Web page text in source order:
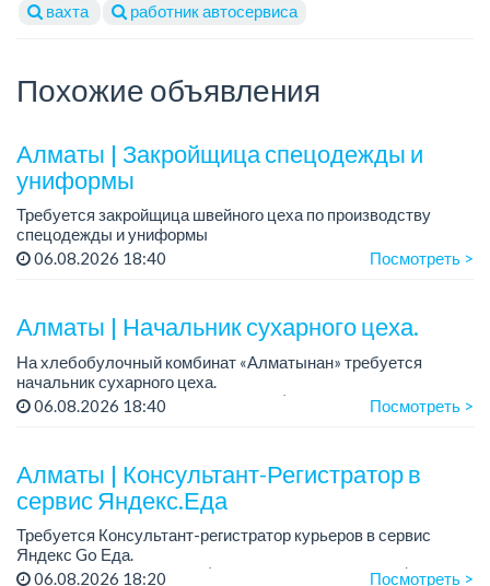
вахта
работник автосервиса
Похожие объявления
Алматы | Закройщица спецодежды и
униформы
Требуется закройщица швейного цеха по производству
спецодежды и униформы
Рабочий день с 9:00 до 18:00
06.08.2026 18:40 Посмотреть >
Алматы | Начальник сухарного цеха.
На хлебобулочный комбинат «Алматынан» требуется
начальник сухарного цеха.
Зарплата: от 300 000 тенге на руки (обсуждается на
Требования: оп...
06.08.2026 18:40 Посмотреть >
Алматы | Консультант-Регистратор в
сервис Яндекс.Еда
Требуется Консультант-регистратор курьеров в сервис
Яндекс Go Еда.
Условия: работа в офисе (Абылай хана - Макатаева).
06.08.2026 18:20 Посмотреть >